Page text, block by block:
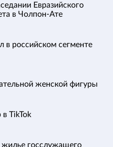
Евразийского
в Чолпон-Ате
российском сегменте
женской фигуры
в TikTok
жилье госслужащего